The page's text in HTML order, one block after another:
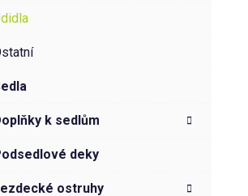
udidla
ostatní
sedla
doplňky k sedlům
podsedlové deky
jezdecké ostruhy